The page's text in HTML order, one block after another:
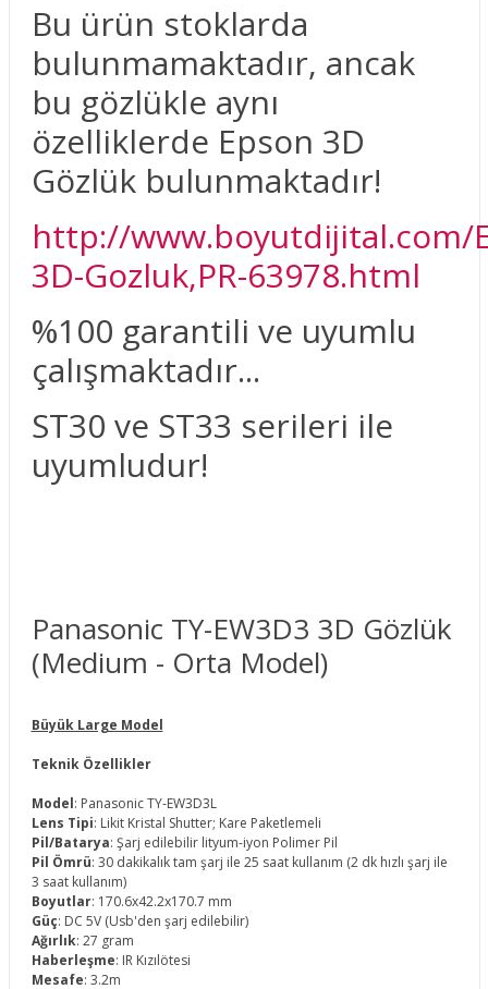
Bu ürün stoklarda
bulunmamaktadır, ancak
bu gözlükle aynı
özelliklerde Epson 3D
Gözlük bulunmaktadır!
http://www.boyutdijital.com/
3D-Gozluk,PR-63978.html
%100 garantili ve uyumlu
çalışmaktadır...
ST30 ve ST33 serileri ile
uyumludur!
Panasonic TY-EW3D3 3D Gözlük
(Medium - Orta Model)
Büyük Large Model
Teknik Özellikler
Model: Panasonic TY-EW3D3L
Lens Tipi: Likit Kristal Shutter; Kare Paketlemeli
Pil/Batarya: Şarj edilebilir lityum-iyon Polimer Pil
Pil Ömrü: 30 dakikalık tam şarj ile 25 saat kullanım (2 dk hızlı şarj ile
3 saat kullanım)
Boyutlar: 170.6x42.2x170.7 mm
Güç: DC 5V (Usb'den şarj edilebilir)
Ağırlık: 27 gram
Haberleşme: IR Kızılötesi
Mesafe: 3.2m